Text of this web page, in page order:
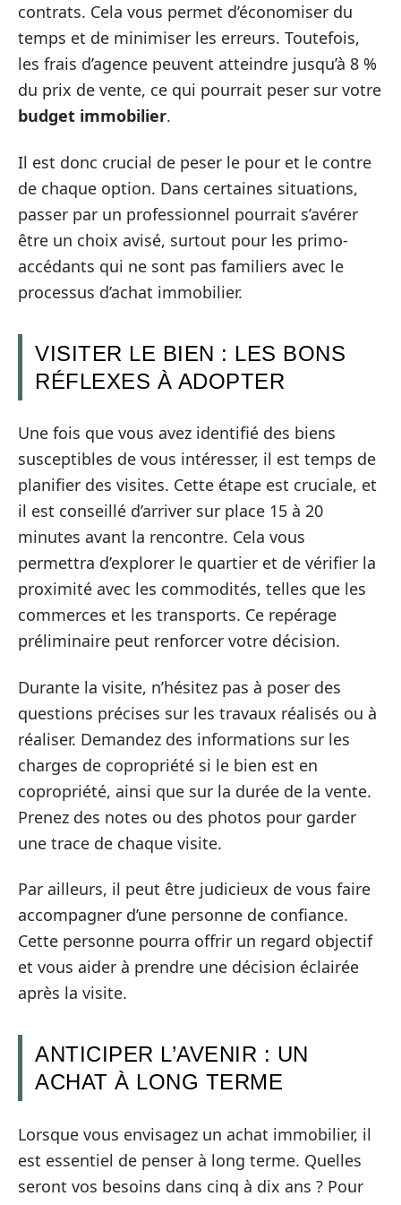
contrats. Cela vous permet d’économiser du
temps et de minimiser les erreurs. Toutefois,
les frais d’agence peuvent atteindre jusqu’à 8 %
du prix de vente, ce qui pourrait peser sur votre
budget immobilier.
Il est donc crucial de peser le pour et le contre
de chaque option. Dans certaines situations,
passer par un professionnel pourrait s’avérer
être un choix avisé, surtout pour les primo-
accédants qui ne sont pas familiers avec le
processus d’achat immobilier.
VISITER LE BIEN : LES BONS
RÉFLEXES À ADOPTER
Une fois que vous avez identifié des biens
susceptibles de vous intéresser, il est temps de
planifier des visites. Cette étape est cruciale, et
il est conseillé d’arriver sur place 15 à 20
minutes avant la rencontre. Cela vous
permettra d’explorer le quartier et de vérifier la
proximité avec les commodités, telles que les
commerces et les transports. Ce repérage
préliminaire peut renforcer votre décision.
Durante la visite, n’hésitez pas à poser des
questions précises sur les travaux réalisés ou à
réaliser. Demandez des informations sur les
charges de copropriété si le bien est en
copropriété, ainsi que sur la durée de la vente.
Prenez des notes ou des photos pour garder
une trace de chaque visite.
Par ailleurs, il peut être judicieux de vous faire
accompagner d’une personne de confiance.
Cette personne pourra offrir un regard objectif
et vous aider à prendre une décision éclairée
après la visite.
ANTICIPER L’AVENIR : UN
ACHAT À LONG TERME
Lorsque vous envisagez un achat immobilier, il
est essentiel de penser à long terme. Quelles
seront vos besoins dans cinq à dix ans ? Pour